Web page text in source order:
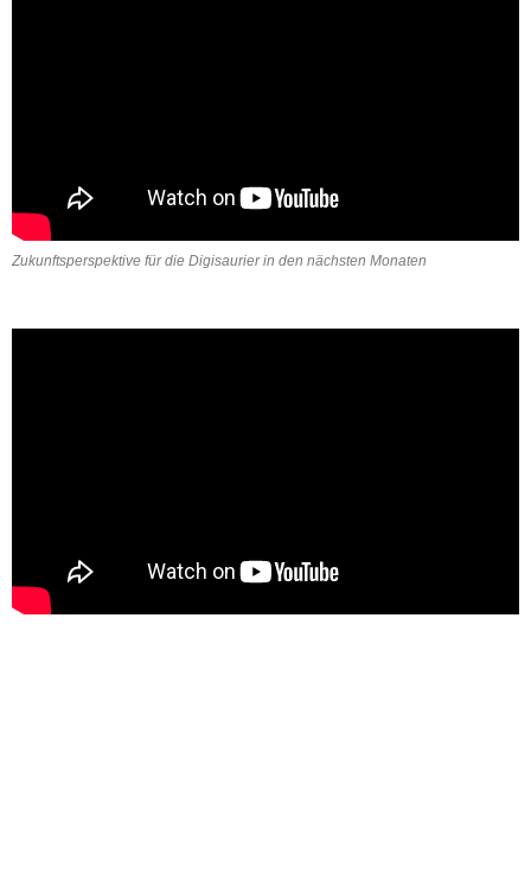
Zukunftsperspektive für die Digisaurier in den nächsten Monaten